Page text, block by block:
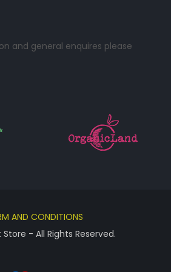
and general enquires please
AND CONDITIONS
- All Rights Reserved.